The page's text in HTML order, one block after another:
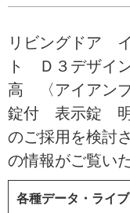
リビングドア
ト Ｄ３デザイ
高 〈アイアン
錠付 表示錠 明
のご採用を検討
の情報がご覧い
各種データ・ライ